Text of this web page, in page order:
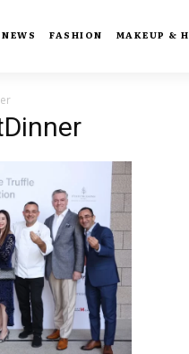
NEWS FASHION MAKEUP &